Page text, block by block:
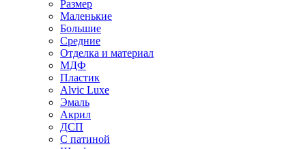
Размер
Маленькие
Большие
Средние
Отделка и материал
МДФ
Пластик
Alvic Luxe
Эмаль
Акрил
ДСП
С патиной